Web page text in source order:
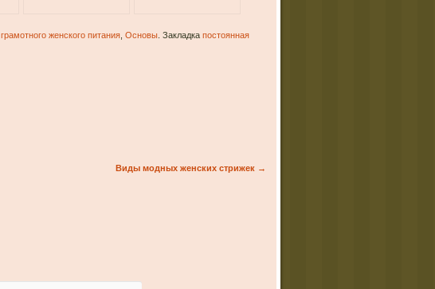
грамотного женского питания, Основы. Закладка постоянная
Виды модных женских стрижек →